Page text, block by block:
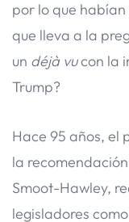
por lo que
que lleva a la
un déjà vucon la
Trump?
Hace 95 años, el
la
Smoot-Hawley,
legisladores